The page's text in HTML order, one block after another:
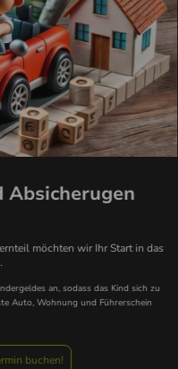
möchten wir Ihr Start in das
an, sodass das Kind sich zu
Wohnung und Führerschein
buchen!